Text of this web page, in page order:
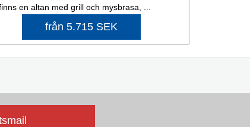
en altan med grill och mysbrasa, ...
från 5.715 SEK